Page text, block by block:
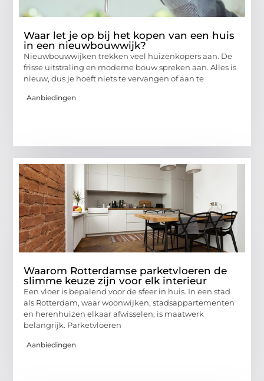
Waar let je op bij het kopen van een huis
in een nieuwbouwwijk?
Nieuwbouwwijken trekken veel huizenkopers aan. De
frisse uitstraling en moderne bouw spreken aan. Alles is
nieuw, dus je hoeft niets te vervangen of aan te
Aanbiedingen
Waarom Rotterdamse parketvloeren de
slimme keuze zijn voor elk interieur
Een vloer is bepalend voor de sfeer in huis. In een stad
als Rotterdam, waar woonwijken, stadsappartementen
en herenhuizen elkaar afwisselen, is maatwerk
belangrijk. Parketvloeren
Aanbiedingen